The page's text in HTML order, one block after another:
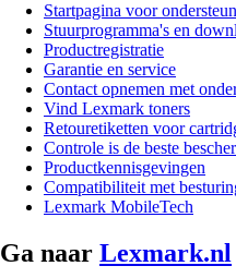
Startpagina voor
Stuurprogramma's en
Productregistratie
Garantie en service
Contact opnemen met
Vind Lexmark toners
Retouretiketten voor
Controle is de beste
Productkennisgevingen
Compatibiliteit met
Lexmark MobileTech
Ga naar Lexmark.nl